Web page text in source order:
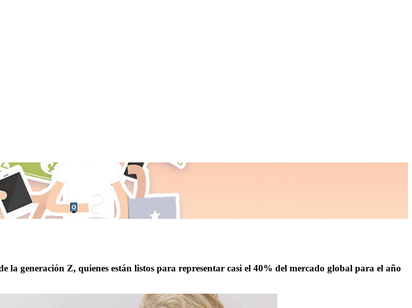
costosos clientes
la generación Z, quienes están listos para representar casi el 40% del mercado global para el año